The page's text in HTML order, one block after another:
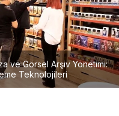
ve Görsel Arşiv Yönetimi:
Teknolojileri